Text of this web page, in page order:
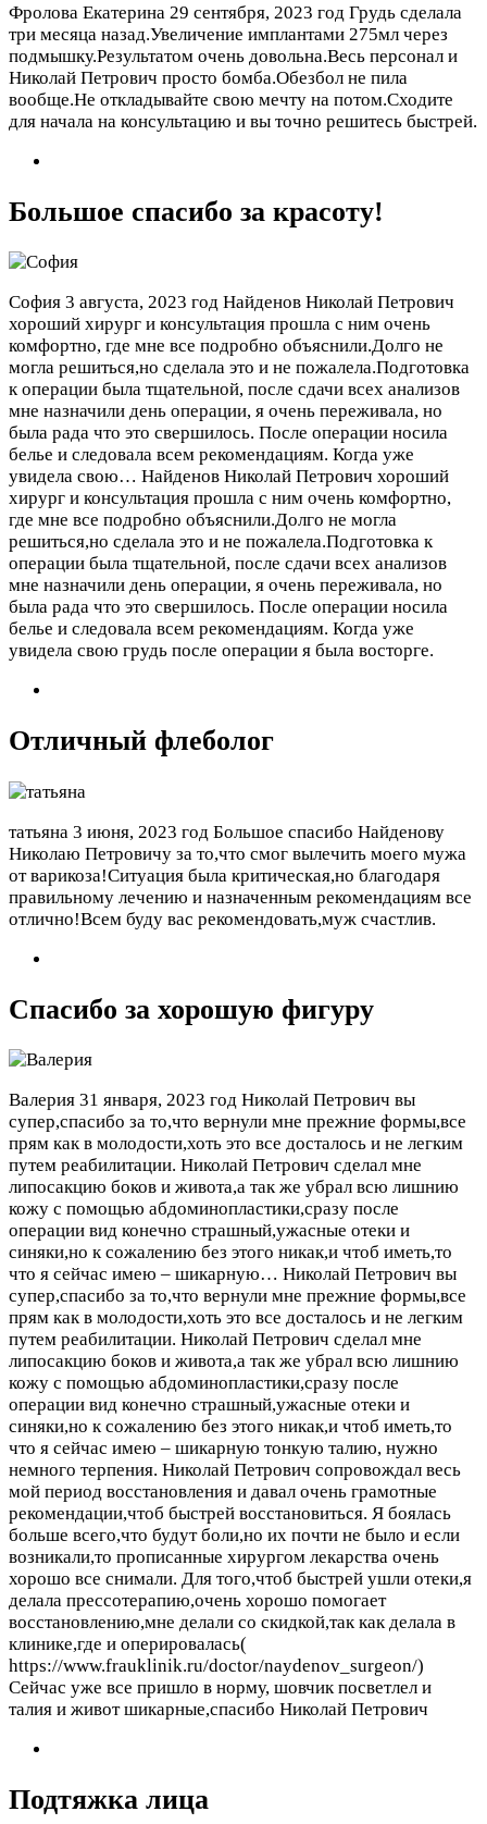
Фролова Екатерина 29 сентября, 2023 год Грудь сделала
три месяца назад.Увеличение имплантами 275мл через
подмышку.Результатом очень довольна.Весь персонал и
Николай Петрович просто бомба.Обезбол не пила
вообще.Не откладывайте свою мечту на потом.Сходите
для начала на консультацию и вы точно решитесь быстрей.
Большое спасибо за красоту!
София 3 августа, 2023 год Найденов Николай Петрович
хороший хирург и консультация прошла с ним очень
комфортно, где мне все подробно объяснили.Долго не
могла решиться,но сделала это и не пожалела.Подготовка
к операции была тщательной, после сдачи всех анализов
мне назначили день операции, я очень переживала, но
была рада что это свершилось. После операции носила
белье и следовала всем рекомендациям. Когда уже
увидела свою… Найденов Николай Петрович хороший
хирург и консультация прошла с ним очень комфортно,
где мне все подробно объяснили.Долго не могла
решиться,но сделала это и не пожалела.Подготовка к
операции была тщательной, после сдачи всех анализов
мне назначили день операции, я очень переживала, но
была рада что это свершилось. После операции носила
белье и следовала всем рекомендациям. Когда уже
увидела свою грудь после операции я была восторге.
Отличный флеболог
татьяна 3 июня, 2023 год Большое спасибо Найденову
Николаю Петровичу за то,что смог вылечить моего мужа
от варикоза!Ситуация была критическая,но благодаря
правильному лечению и назначенным рекомендациям все
отлично!Всем буду вас рекомендовать,муж счастлив.
Спасибо за хорошую фигуру
Валерия 31 января, 2023 год Николай Петрович вы
супер,спасибо за то,что вернули мне прежние формы,все
прям как в молодости,хоть это все досталось и не легким
путем реабилитации. Николай Петрович сделал мне
липосакцию боков и живота,а так же убрал всю лишнию
кожу с помощью абдоминопластики,сразу после
операции вид конечно страшный,ужасные отеки и
синяки,но к сожалению без этого никак,и чтоб иметь,то
что я сейчас имею – шикарную… Николай Петрович вы
супер,спасибо за то,что вернули мне прежние формы,все
прям как в молодости,хоть это все досталось и не легким
путем реабилитации. Николай Петрович сделал мне
липосакцию боков и живота,а так же убрал всю лишнию
кожу с помощью абдоминопластики,сразу после
операции вид конечно страшный,ужасные отеки и
синяки,но к сожалению без этого никак,и чтоб иметь,то
что я сейчас имею – шикарную тонкую талию, нужно
немного терпения. Николай Петрович сопровождал весь
мой период восстановления и давал очень грамотные
рекомендации,чтоб быстрей восстановиться. Я боялась
больше всего,что будут боли,но их почти не было и если
возникали,то прописанные хирургом лекарства очень
хорошо все снимали. Для того,чтоб быстрей ушли отеки,я
делала прессотерапию,очень хорошо помогает
восстановлению,мне делали со скидкой,так как делала в
клинике,где и оперировалась(
https://www.frauklinik.ru/doctor/naydenov_surgeon/)
Сейчас уже все пришло в норму, шовчик посветлел и
талия и живот шикарные,спасибо Николай Петрович
Подтяжка лица